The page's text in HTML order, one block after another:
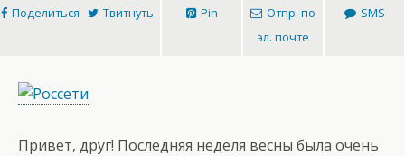
Поделиться Твитнуть Pin
Отпр. по
эл. почте
SMS
Привет, друг! Последняя неделя весны была очень